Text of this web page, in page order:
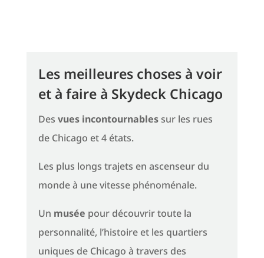
Les meilleures choses à voir
et à faire à Skydeck Chicago
Des vues incontournablessur les rues
de Chicago et 4 états.
Les plus longs trajets en ascenseur du
monde à une vitesse phénoménale.
Un musée pour découvrir toute la
personnalité, l’histoire et les quartiers
uniques de Chicago à travers des